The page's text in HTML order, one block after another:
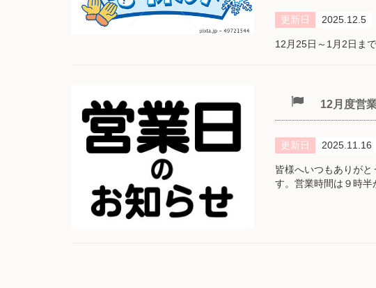
更新日 2025.12.5
12月25日～1月2日ま
12月度営
更新日 2025.11.16
皆様へいつもありが
す。営業時間は９時